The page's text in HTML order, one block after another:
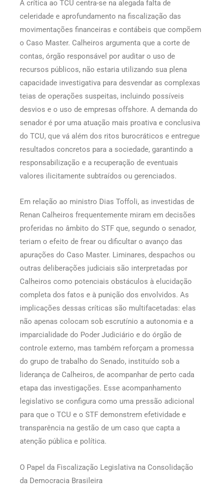
A crítica ao TCU centra-se na alegada falta de
celeridade e aprofundamento na fiscalização das
movimentações financeiras e contábeis que compõem
o Caso Master. Calheiros argumenta que a corte de
contas, órgão responsável por auditar o uso de
recursos públicos, não estaria utilizando sua plena
capacidade investigativa para desvendar as complexas
teias de operações suspeitas, incluindo possíveis
desvios e o uso de empresas offshore. A demanda do
senador é por uma atuação mais proativa e conclusiva
do TCU, que vá além dos ritos burocráticos e entregue
resultados concretos para a sociedade, garantindo a
responsabilização e a recuperação de eventuais
valores ilicitamente subtraídos ou gerenciados.
Em relação ao ministro Dias Toffoli, as investidas de
Renan Calheiros frequentemente miram em decisões
proferidas no âmbito do STF que, segundo o senador,
teriam o efeito de frear ou dificultar o avanço das
apurações do Caso Master. Liminares, despachos ou
outras deliberações judiciais são interpretadas por
Calheiros como potenciais obstáculos à elucidação
completa dos fatos e à punição dos envolvidos. As
implicações dessas críticas são multifacetadas: elas
não apenas colocam sob escrutínio a autonomia e a
imparcialidade do Poder Judiciário e do órgão de
controle externo, mas também reforçam a promessa
do grupo de trabalho do Senado, instituído sob a
liderança de Calheiros, de acompanhar de perto cada
etapa das investigações. Esse acompanhamento
legislativo se configura como uma pressão adicional
para que o TCU e o STF demonstrem efetividade e
transparência na gestão de um caso que capta a
atenção pública e política.
O Papel da Fiscalização Legislativa na Consolidação
da Democracia Brasileira